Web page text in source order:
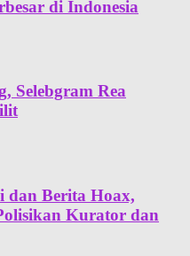
di Indonesia
Selebgram Rea
dan Berita Hoax,
Kurator dan